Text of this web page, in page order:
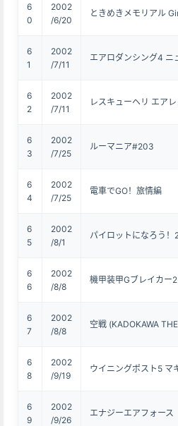
6
0
2002
/6/20
ときめきメモリアル
6
1
2002
/7/11
エアロダンシング4 ニ
6
2
2002
/7/11
レスキューヘリ エア
6
3
2002
/7/25
ルーマニア#203
6
4
2002
/7/25
電車でGO！旅情編
6
5
2002
/8/1
パイロットになろう
6
6
2002
/8/8
機甲装甲Gブレイカー
6
7
2002
/8/8
空戦 (KADOKAWA
6
8
2002
/9/19
ウイニングポスト5 マ
6
9
2002
/9/26
エナジーエアフォース